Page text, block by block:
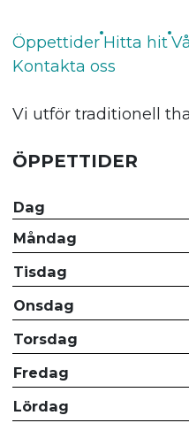
Öppettider Hitta hit
Kontakta oss
Vi utför traditionell
ÖPPETTIDER
Dag
Måndag
Tisdag
Onsdag
Torsdag
Fredag
Lördag